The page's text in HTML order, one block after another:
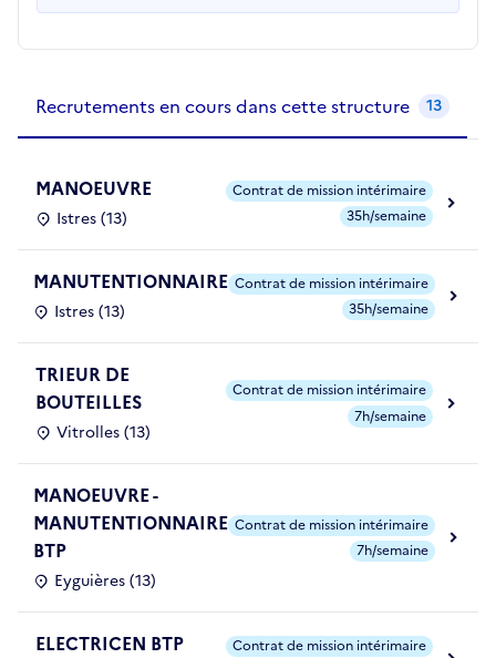
Recrutements en cours dans cette structure 13
MANOEUVRE
Istres (13)
Contrat de mission intérimaire
35h/semaine
MANUTENTIONNAIRE
Istres (13)
Contrat de mission intérimaire
35h/semaine
TRIEUR DE
BOUTEILLES
Vitrolles (13)
Contrat de mission intérimaire
7h/semaine
MANOEUVRE -
MANUTENTIONNAIRE
BTP
Eyguières (13)
Contrat de mission intérimaire
7h/semaine
ELECTRICEN BTP Contrat de mission intérimaire